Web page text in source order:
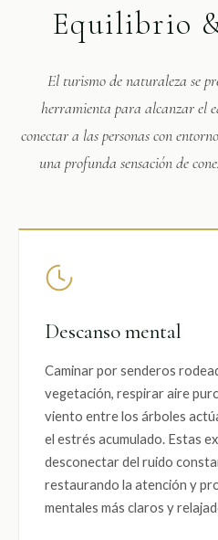
Equilibrio
El turismo de naturaleza se
herramienta para alcanzar el
conectar a las personas con
una profunda sensación de
Descanso mental
Caminar por senderos
vegetación, respirar aire
viento entre los árboles
el estrés acumulado. Estas
desconectar del ruido
restaurando la atención y
mentales más claros y